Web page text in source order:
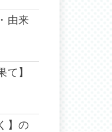
由来
】
】の